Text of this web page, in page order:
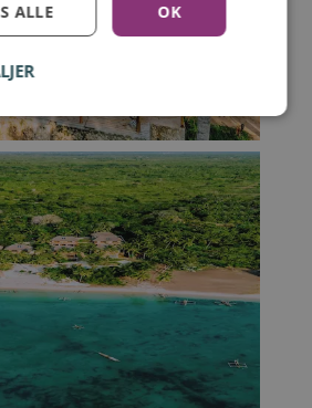
gemme hvad der inspirerer dig
Tilmeld
OK
ALLE